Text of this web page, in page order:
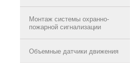
Монтаж системы охранно-
пожарной сигнализации
Объемные датчики движения